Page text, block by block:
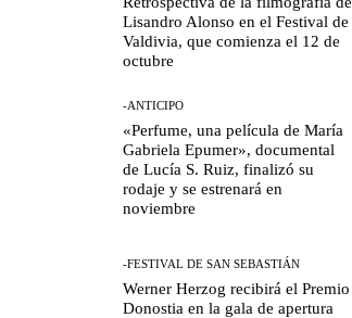
Lisandro Alonso en el Festival de
Valdivia, que comienza el 12 de
octubre
-ANTICIPO
«Perfume, una película de María
Gabriela Epumer», documental
de Lucía S. Ruiz, finalizó su
rodaje y se estrenará en
noviembre
-FESTIVAL DE SAN SEBASTIÁN
Werner Herzog recibirá el Premio
Donostia en la gala de apertura